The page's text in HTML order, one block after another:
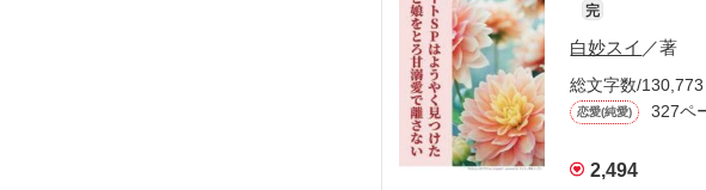
完
白妙スイ ／著
総文字数/130,773
恋愛(純愛) 327ペ
2,494